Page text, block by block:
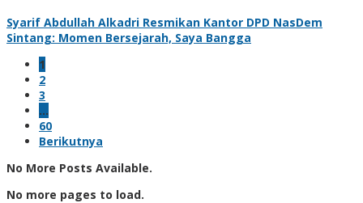
Syarif Abdullah Alkadri Resmikan Kantor DPD NasDem
Sintang: Momen Bersejarah, Saya Bangga
1
2
3
…
60
Berikutnya
No More Posts Available.
No more pages to load.